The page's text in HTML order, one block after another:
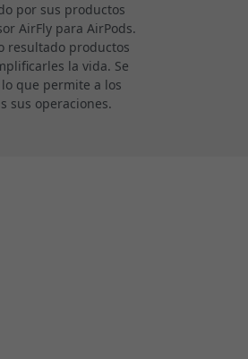
por sus productos
AirFly para AirPods.
resultado productos
la vida. Se
que permite a los
sus operaciones.